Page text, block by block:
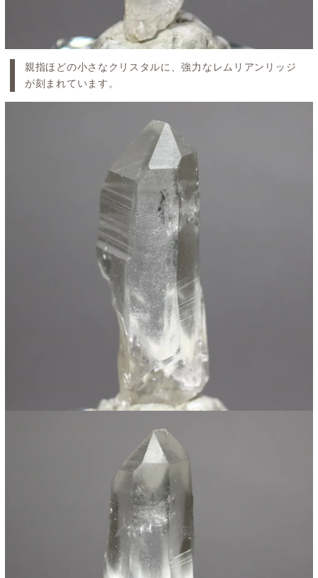
親指ほどの小さなクリスタルに、強力なレムリアンリッジ
が刻まれています。